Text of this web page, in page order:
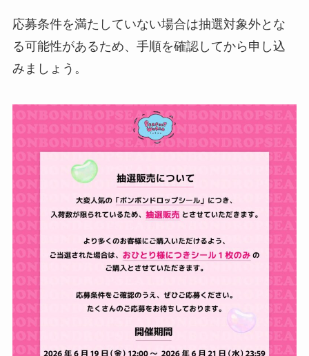
応募条件を満たしていない場合は抽選対象外とな
る可能性があるため、手順を確認してから申し込
みましょう。